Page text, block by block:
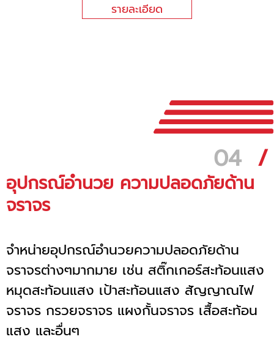
รายละเอียด
04 /
อุปกรณ์อำนวย ความปลอดภัยด้าน
จราจร
จำหน่ายอุปกรณ์อำนวยความปลอดภัยด้าน
จราจรต่างๆมากมาย เช่น สติ๊กเกอร์สะท้อนแสง
หมุดสะท้อนแสง เป้าสะท้อนแสง สัญญาณไฟ
จราจร กรวยจราจร แผงกั้นจราจร เสื้อสะท้อน
แสง และอื่นๆ